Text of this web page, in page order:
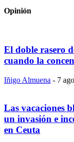
Opinión
El doble rasero
cuando la
Iñigo Almuena - 7
Las vacaciones
un invasión e
en Ceuta